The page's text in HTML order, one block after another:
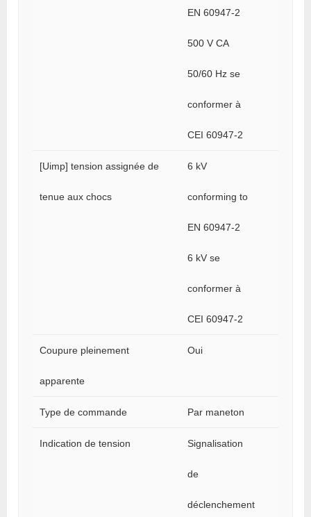
EN 60947-2
500 V CA
50/60 Hz se
conformer à
CEI 60947-2
[Uimp] tension assignée de
tenue aux chocs
6 kV
conforming to
EN 60947-2
6 kV se
conformer à
CEI 60947-2
Coupure pleinement
apparente
Oui
Type de commande Par maneton
Indication de tension Signalisation
de
déclenchement